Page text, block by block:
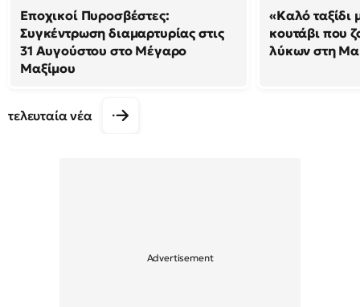
Εποχικοί Πυροσβέστες:
Συγκέντρωση διαμαρτυρίας στις
31 Αυγούστου στο Μέγαρο
Μαξίμου
«Καλό ταξίδι
κουτάβι που
λύκων στη
τελευταία νέα